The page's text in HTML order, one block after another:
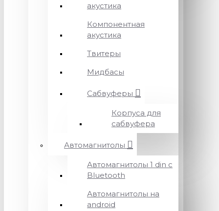
акустика
Компонентная
акустика
Твитеры
Мидбасы
Сабвуферы
Корпуса для
сабвуфера
Автомагнитолы
Автомагнитолы 1 din с
Bluetooth
Автомагнитолы на
android